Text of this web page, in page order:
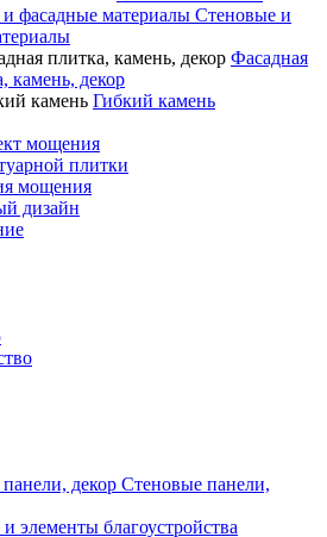
Стеновые и
Фасадная
камень, декор
Гибкий камень
мощения
плитки
мощения
дизайн
Стеновые панели,